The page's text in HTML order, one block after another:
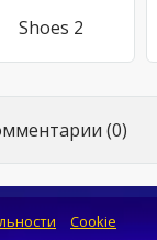
Shoes 2
(0)
Cookie